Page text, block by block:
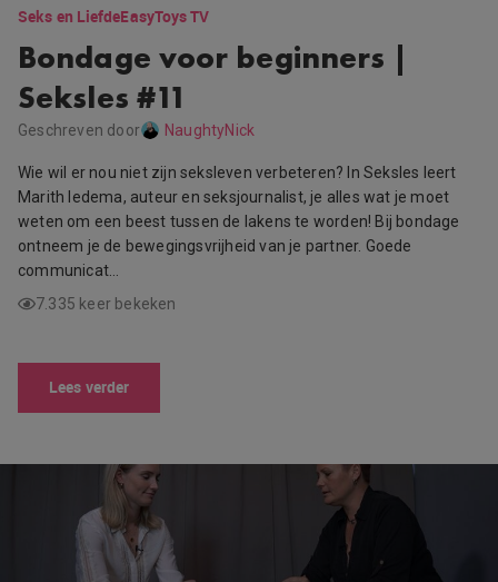
Seks en LiefdeEasyToys TV
Bondage voor beginners |
Seksles #11
Geschreven door NaughtyNick
Wie wil er nou niet zijn seksleven verbeteren? In Seksles leert
Marith Iedema, auteur en seksjournalist, je alles wat je moet
weten om een beest tussen de lakens te worden! Bij bondage
ontneem je de bewegingsvrijheid van je partner. Goede
communicat…
7.335 keer bekeken
Lees verder